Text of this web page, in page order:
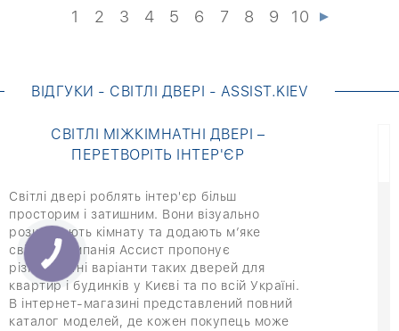
1 2 3 4 5 6 7 8 9 10
ВІДГУКИ - СВІТЛІ ДВЕРІ - ASSIST.KIEV
СВІТЛІ МІЖКІМНАТНІ ДВЕРІ –
ПЕРЕТВОРІТЬ ІНТЕР'ЄР
Світлі двері роблять інтер'єр більш
просторим і затишним. Вони візуально
розширюють кімнату та додають м’яке
світло. Компанія Ассист пропонує
різноманітні варіанти таких дверей для
квартир і будинків у Києві та по всій Україні.
В інтернет-магазині представлений повний
каталог моделей, де кожен покупець може